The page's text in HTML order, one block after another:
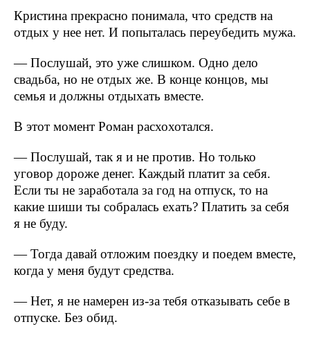
Кристина прекрасно понимала, что средств на
отдых у нее нет. И попыталась переубедить мужа.
— Послушай, это уже слишком. Одно дело
свадьба, но не отдых же. В конце концов, мы
семья и должны отдыхать вместе.
В этот момент Роман расхохотался.
— Послушай, так я и не против. Но только
уговор дороже денег. Каждый платит за себя.
Если ты не заработала за год на отпуск, то на
какие шиши ты собралась ехать? Платить за себя
я не буду.
— Тогда давай отложим поездку и поедем вместе,
когда у меня будут средства.
— Нет, я не намерен из-за тебя отказывать себе в
отпуске. Без обид.